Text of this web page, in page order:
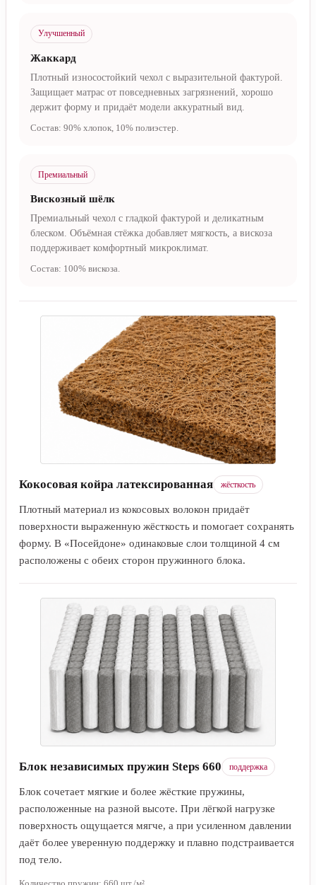
Улучшенный
Жаккард
Плотный износостойкий чехол с выразительной фактурой.
Защищает матрас от повседневных загрязнений, хорошо
держит форму и придаёт модели аккуратный вид.
Состав: 90% хлопок, 10% полиэстер.
Премиальный
Вискозный шёлк
Премиальный чехол с гладкой фактурой и деликатным
блеском. Объёмная стёжка добавляет мягкость, а вискоза
поддерживает комфортный микроклимат.
Состав: 100% вискоза.
Кокосовая койра латексированная жёсткость
Плотный материал из кокосовых волокон придаёт
поверхности выраженную жёсткость и помогает сохранять
форму. В «Посейдоне» одинаковые слои толщиной 4 см
расположены с обеих сторон пружинного блока.
Блок независимых пружин Steps 660 поддержка
Блок сочетает мягкие и более жёсткие пружины,
расположенные на разной высоте. При лёгкой нагрузке
поверхность ощущается мягче, а при усиленном давлении
даёт более уверенную поддержку и плавно подстраивается
под тело.